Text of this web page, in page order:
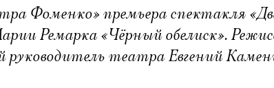
Фоменко» премьера спектакля
Ремарка «Чёрный обелиск».
театра Евгений